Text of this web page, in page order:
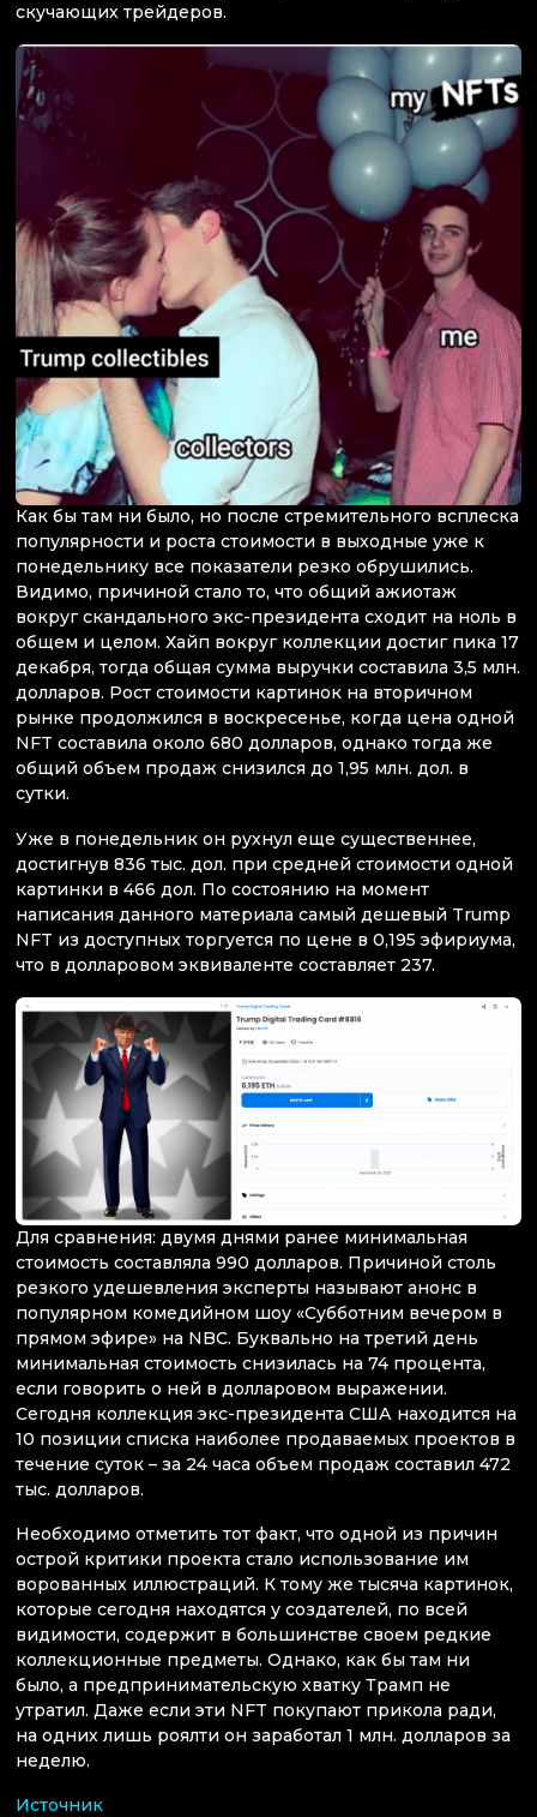
скучающих трейдеров.
Как бы там ни было, но после стремительного всплеска
популярности и роста стоимости в выходные уже к
понедельнику все показатели резко обрушились.
Видимо, причиной стало то, что общий ажиотаж
вокруг скандального экс-президента сходит на ноль в
общем и целом. Хайп вокруг коллекции достиг пика 17
декабря, тогда общая сумма выручки составила 3,5 млн.
долларов. Рост стоимости картинок на вторичном
рынке продолжился в воскресенье, когда цена одной
NFT составила около 680 долларов, однако тогда же
общий объем продаж снизился до 1,95 млн. дол. в
сутки.
Уже в понедельник он рухнул еще существеннее,
достигнув 836 тыс. дол. при средней стоимости одной
картинки в 466 дол. По состоянию на момент
написания данного материала самый дешевый Trump
NFT из доступных торгуется по цене в 0,195 эфириума,
что в долларовом эквиваленте составляет 237.
Для сравнения: двумя днями ранее минимальная
стоимость составляла 990 долларов. Причиной столь
резкого удешевления эксперты называют анонс в
популярном комедийном шоу «Субботним вечером в
прямом эфире» на NBC. Буквально на третий день
минимальная стоимость снизилась на 74 процента,
если говорить о ней в долларовом выражении.
Сегодня коллекция экс-президента США находится на
10 позиции списка наиболее продаваемых проектов в
течение суток – за 24 часа объем продаж составил 472
тыс. долларов.
Необходимо отметить тот факт, что одной из причин
острой критики проекта стало использование им
ворованных иллюстраций. К тому же тысяча картинок,
которые сегодня находятся у создателей, по всей
видимости, содержит в большинстве своем редкие
коллекционные предметы. Однако, как бы там ни
было, а предпринимательскую хватку Трамп не
утратил. Даже если эти NFT покупают прикола ради,
на одних лишь роялти он заработал 1 млн. долларов за
неделю.
Источник